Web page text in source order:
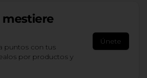
mestiere
puntos con tus
por productos y
Únete